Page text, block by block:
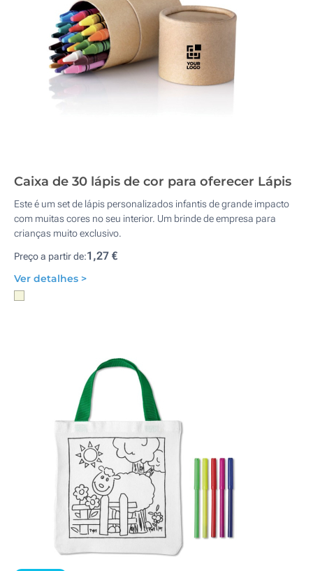
Caixa de 30 lápis de cor para oferecer Lápis
Este é um set de lápis personalizados infantis de grande impacto
com muitas cores no seu interior. Um brinde de empresa para
crianças muito exclusivo.
Preço a partir de:1,27 €
Ver detalhes >